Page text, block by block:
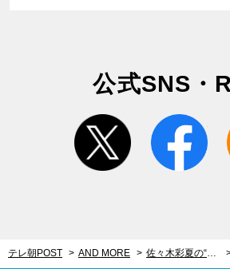
公式SNS・
twitter
テレ朝POST AND MORE 佐々木彩夏の“解決法”に一同驚愕！包丁＆火を使わず、2品同時にクッキング